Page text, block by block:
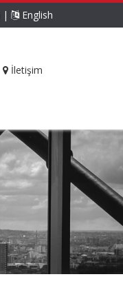
| English
İletişim